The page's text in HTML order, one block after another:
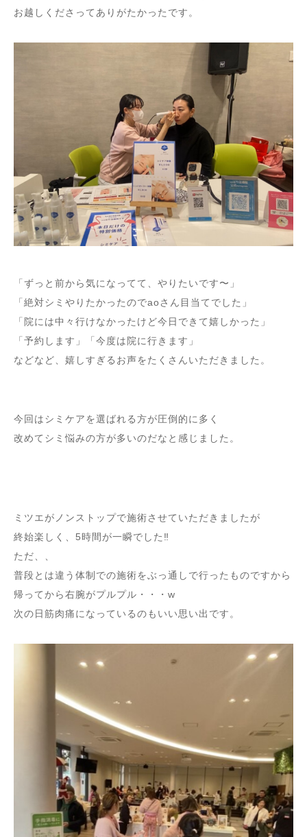
お越しくださってありがたかったです。
「ずっと前から気になってて、やりたいです〜」
「絶対シミやりたかったのでaoさん目当てでした」
「院には中々行けなかったけど今日できて嬉しかった」
「予約します」「今度は院に行きます」
などなど、嬉しすぎるお声をたくさんいただきました。
今回はシミケアを選ばれる方が圧倒的に多く
改めてシミ悩みの方が多いのだなと感じました。
ミツエがノンストップで施術させていただきましたが
終始楽しく、5時間が一瞬でした‼︎
ただ、、
普段とは違う体制での施術をぶっ通しで行ったものですから
帰ってから右腕がプルプル・・・w
次の日筋肉痛になっているのもいい思い出です。